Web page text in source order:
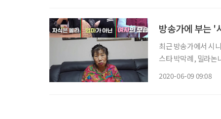
방송가에 부는 '
최근 방송가에서 시
스타 박막례, 밀라논
2020-06-09 09:08